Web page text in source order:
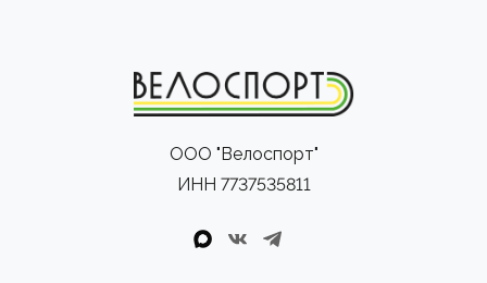
ООО "Велоспорт"
ИНН 7737535811